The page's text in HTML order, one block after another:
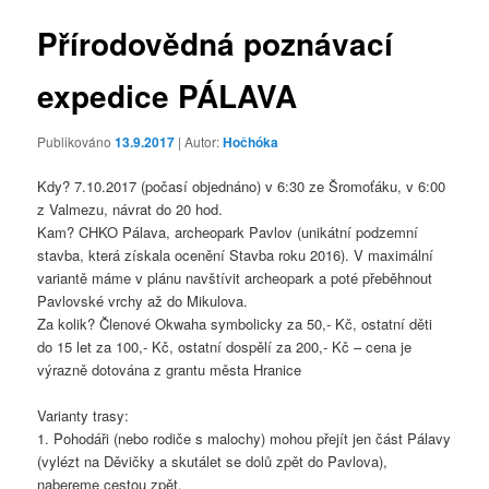
Přírodovědná poznávací
expedice PÁLAVA
Publikováno13.9.2017 | Autor:Hočhóka
Kdy? 7.10.2017 (počasí objednáno) v 6:30 ze Šromoťáku, v 6:00
z Valmezu, návrat do 20 hod.
Kam? CHKO Pálava, archeopark Pavlov (unikátní podzemní
stavba, která získala ocenění Stavba roku 2016). V maximální
variantě máme v plánu navštívit archeopark a poté přeběhnout
Pavlovské vrchy až do Mikulova.
Za kolik? Členové Okwaha symbolicky za 50,- Kč, ostatní děti
do 15 let za 100,- Kč, ostatní dospělí za 200,- Kč – cena je
výrazně dotována z grantu města Hranice
Varianty trasy:
1. Pohodáři (nebo rodiče s malochy) mohou přejít jen část Pálavy
(vylézt na Děvičky a skutálet se dolů zpět do Pavlova),
nabereme cestou zpět.